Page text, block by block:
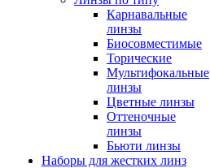
Карнавальные
линзы
Биосовместимые
Торические
Мультифокальные
линзы
Цветные линзы
Оттеночные
линзы
Бьюти линзы
Наборы для жестких линз